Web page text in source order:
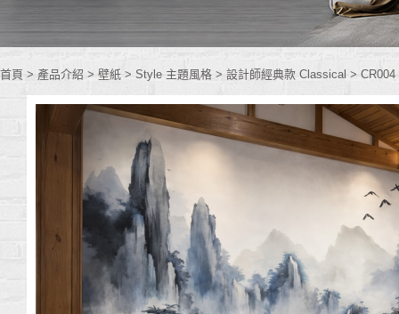
首頁 > 產品介紹 > 壁紙 > Style 主題風格 > 設計師經典款 Classical > CR004